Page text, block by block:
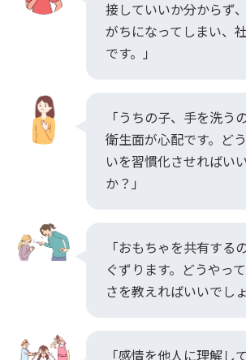
接していいか分からず
がちになってしまい、
です。」
「うちの子、手を洗う
衛生面が心配です。ど
いを習慣化させればい
か？」
「おもちゃを共有する
ぐずります。どうやっ
さを教えればいいでし
「感情を他人に理解し